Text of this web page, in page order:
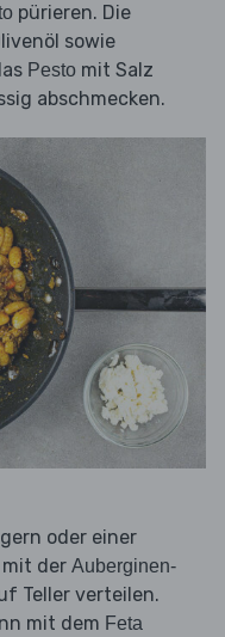
pürieren. Die
sowie
Pesto mit Salz
abschmecken.
oder einer
mit der Auberginen-
Teller verteilen.
mit dem Feta